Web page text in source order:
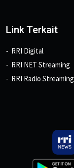
Link Terkait
RRI Digital
RRI NET Streaming
RRI Radio Streaming